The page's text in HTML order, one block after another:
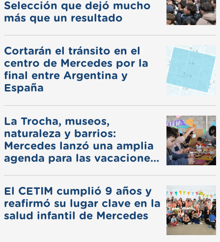
Selección que dejó mucho
más que un resultado
Cortarán el tránsito en el
centro de Mercedes por la
final entre Argentina y
España
La Trocha, museos,
naturaleza y barrios:
Mercedes lanzó una amplia
agenda para las vacaciones
El CETIM cumplió 9 años y
reafirmó su lugar clave en la
salud infantil de Mercedes